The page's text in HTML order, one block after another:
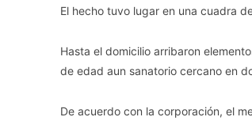
El hecho tuvo lugar en una cuadra
Hasta el domicilio arribaron
de edad aun sanatorio cercano en
De acuerdo con la corporación, el